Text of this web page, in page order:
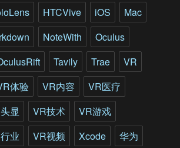
HTCVive iOS
Mac
NoteWith
Oculus
Tavily Trae
VR
体验 VR内容
VR医疗
显 VR技术
VR游戏
业 VR视频 Xcode
华为